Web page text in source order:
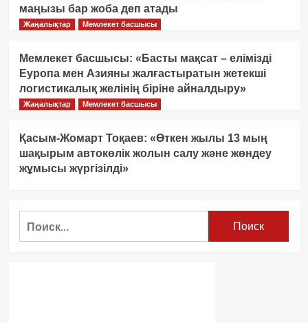
маңызы бар жоба деп атады
Жаңалықтар Мемлекет басшысы
Мемлекет басшысы: «Басты мақсат – елімізді
Еуропа мен Азияны жалғастыратын жетекші
логистикалық желінің біріне айналдыру»
Жаңалықтар Мемлекет басшысы
Қасым-Жомарт Тоқаев: «Өткен жылы 13 мың
шақырым автокөлік жолын салу және жөндеу
жұмысы жүргізілді»